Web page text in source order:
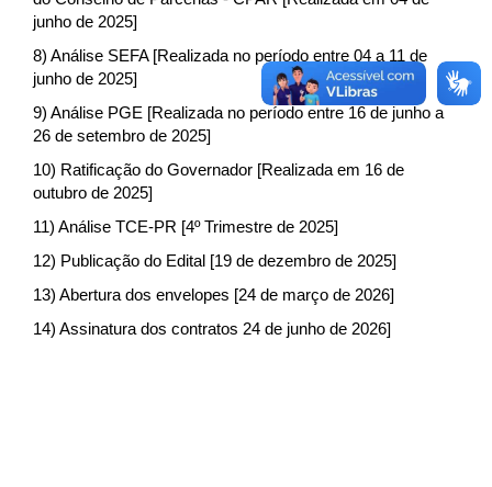
junho de 2025]
8) Análise SEFA [Realizada no período entre 04 a 11 de
junho de 2025]
9) Análise PGE [Realizada no período entre 16 de junho a
26 de setembro de 2025]
10) Ratificação do Governador [Realizada em 16 de
outubro de 2025]
11) Análise TCE-PR [4º Trimestre de 2025]
12) Publicação do Edital [19 de dezembro de 2025]
13) Abertura dos envelopes [24 de março de 2026]
14) Assinatura dos contratos 24 de junho de 2026]